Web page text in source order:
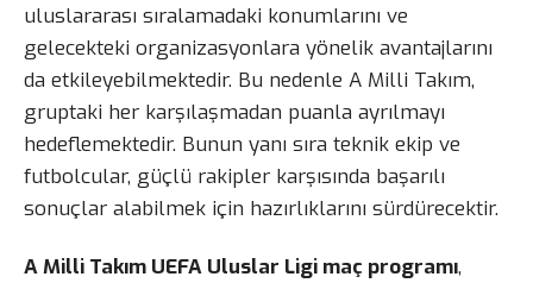
uluslararası sıralamadaki konumlarını ve
gelecekteki organizasyonlara yönelik avantajlarını
da etkileyebilmektedir. Bu nedenle A Milli Takım,
gruptaki her karşılaşmadan puanla ayrılmayı
hedeflemektedir. Bunun yanı sıra teknik ekip ve
futbolcular, güçlü rakipler karşısında başarılı
sonuçlar alabilmek için hazırlıklarını sürdürecektir.
A Milli Takım UEFA Uluslar Ligi maç programı,